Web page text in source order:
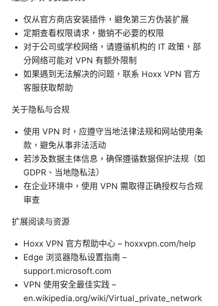
仅从官方商店安装插件，避免第三方伪装扩展
定期查看权限请求，撤销不必要的权限
对于公司或学校网络，请遵循机构的 IT 政策，部
分网络可能对 VPN 有额外限制
如果遇到无法解决的问题，联系 Hoxx VPN 官方
客服获取帮助
关于隐私与合规
使用 VPN 时，应遵守当地法律法规和网站使用条
款，避免从事非法活动
若涉及数据主体信息，确保遵循数据保护法规（如
GDPR、当地隐私法）
在企业环境中，使用 VPN 需取得正确授权与合规
审查
扩展阅读与资源
Hoxx VPN 官方帮助中心 – hoxxvpn.com/help
Edge 浏览器隐私设置指南 –
support.microsoft.com
VPN 使用安全最佳实践 –
en.wikipedia.org/wiki/Virtual_private_network